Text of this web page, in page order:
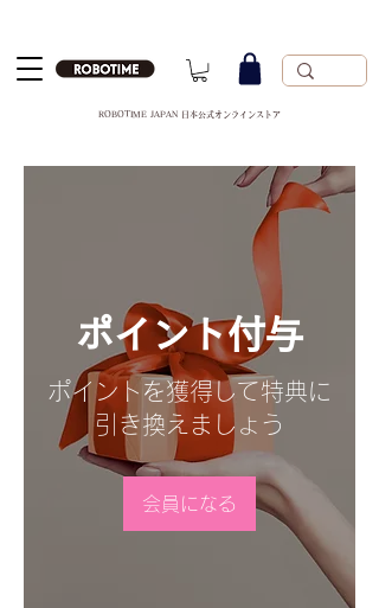
ROBOTIME JAPAN 日本公式オンラインストア
ポイント付与
ポイントを獲得して特典に
引き換えましょう
会員になる